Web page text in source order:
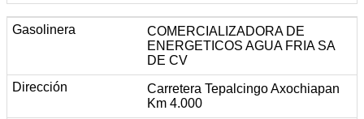
COMERCIALIZADORA DE
ENERGETICOS AGUA FRIA SA
DE CV
Carretera Tepalcingo Axochiapan
Km 4.000